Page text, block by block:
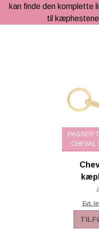
LEMIEUX X
SKOLE,
kan finde den komplette
til kæphestene
PASSER
CHEVAL
Evt.